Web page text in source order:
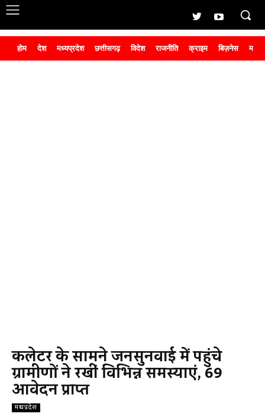
होम देश मध्यप्रदेश छत्तीसगढ़ विदेश राजनीति क्राइम बिज़नेस
कलेक्टर के सामने जनसुनवाई में पहुंचे
ग्रामीणों ने रखीं विभिन्न समस्याएं, 69
आवेदन प्राप्त
मध्यप्रदेश